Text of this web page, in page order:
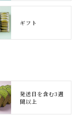
ギフト
発送日を含む3週
間以上